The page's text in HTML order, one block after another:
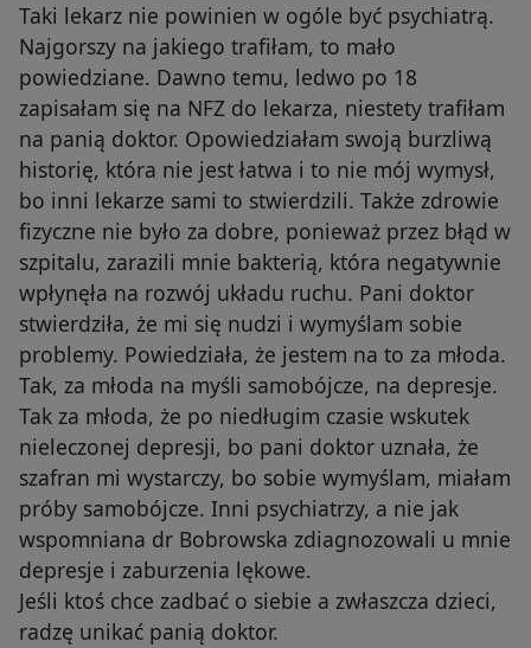
Taki lekarz nie powinien w ogóle być psychiatrą.
Najgorszy na jakiego trafiłam, to mało
powiedziane. Dawno temu, ledwo po 18
zapisałam się na NFZ do lekarza, niestety trafiłam
na panią doktor. Opowiedziałam swoją burzliwą
historię, która nie jest łatwa i to nie mój wymysł,
bo inni lekarze sami to stwierdzili. Także zdrowie
fizyczne nie było za dobre, ponieważ przez błąd w
szpitalu, zarazili mnie bakterią, która negatywnie
wpłynęła na rozwój układu ruchu. Pani doktor
stwierdziła, że mi się nudzi i wymyślam sobie
problemy. Powiedziała, że jestem na to za młoda.
Tak, za młoda na myśli samobójcze, na depresje.
Tak za młoda, że po niedługim czasie wskutek
nieleczonej depresji, bo pani doktor uznała, że
szafran mi wystarczy, bo sobie wymyślam, miałam
próby samobójcze. Inni psychiatrzy, a nie jak
wspomniana dr Bobrowska zdiagnozowali u mnie
depresje i zaburzenia lękowe.
Jeśli ktoś chce zadbać o siebie a zwłaszcza dzieci,
radzę unikać panią doktor.